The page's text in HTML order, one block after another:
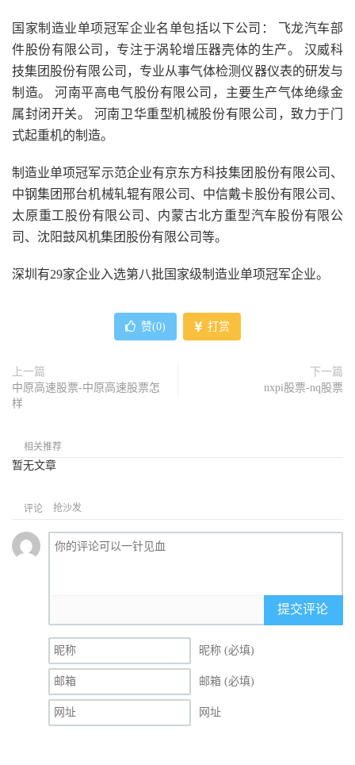
国家制造业单项冠军企业名单包括以下公司： 飞龙汽车部
件股份有限公司，专注于涡轮增压器壳体的生产。 汉威科
技集团股份有限公司，专业从事气体检测仪器仪表的研发与
制造。 河南平高电气股份有限公司，主要生产气体绝缘金
属封闭开关。 河南卫华重型机械股份有限公司，致力于门
式起重机的制造。
制造业单项冠军示范企业有京东方科技集团股份有限公司、
中钢集团邢台机械轧辊有限公司、中信戴卡股份有限公司、
太原重工股份有限公司、内蒙古北方重型汽车股份有限公
司、沈阳鼓风机集团股份有限公司等。
深圳有29家企业入选第八批国家级制造业单项冠军企业。
赞(0) 打赏
上一篇
中原高速股票-中原高速股票怎
样
下一篇
nxpi股票-nq股票
相关推荐
暂无文章
评论 抢沙发
提交评论
昵称 (必填)
邮箱 (必填)
网址